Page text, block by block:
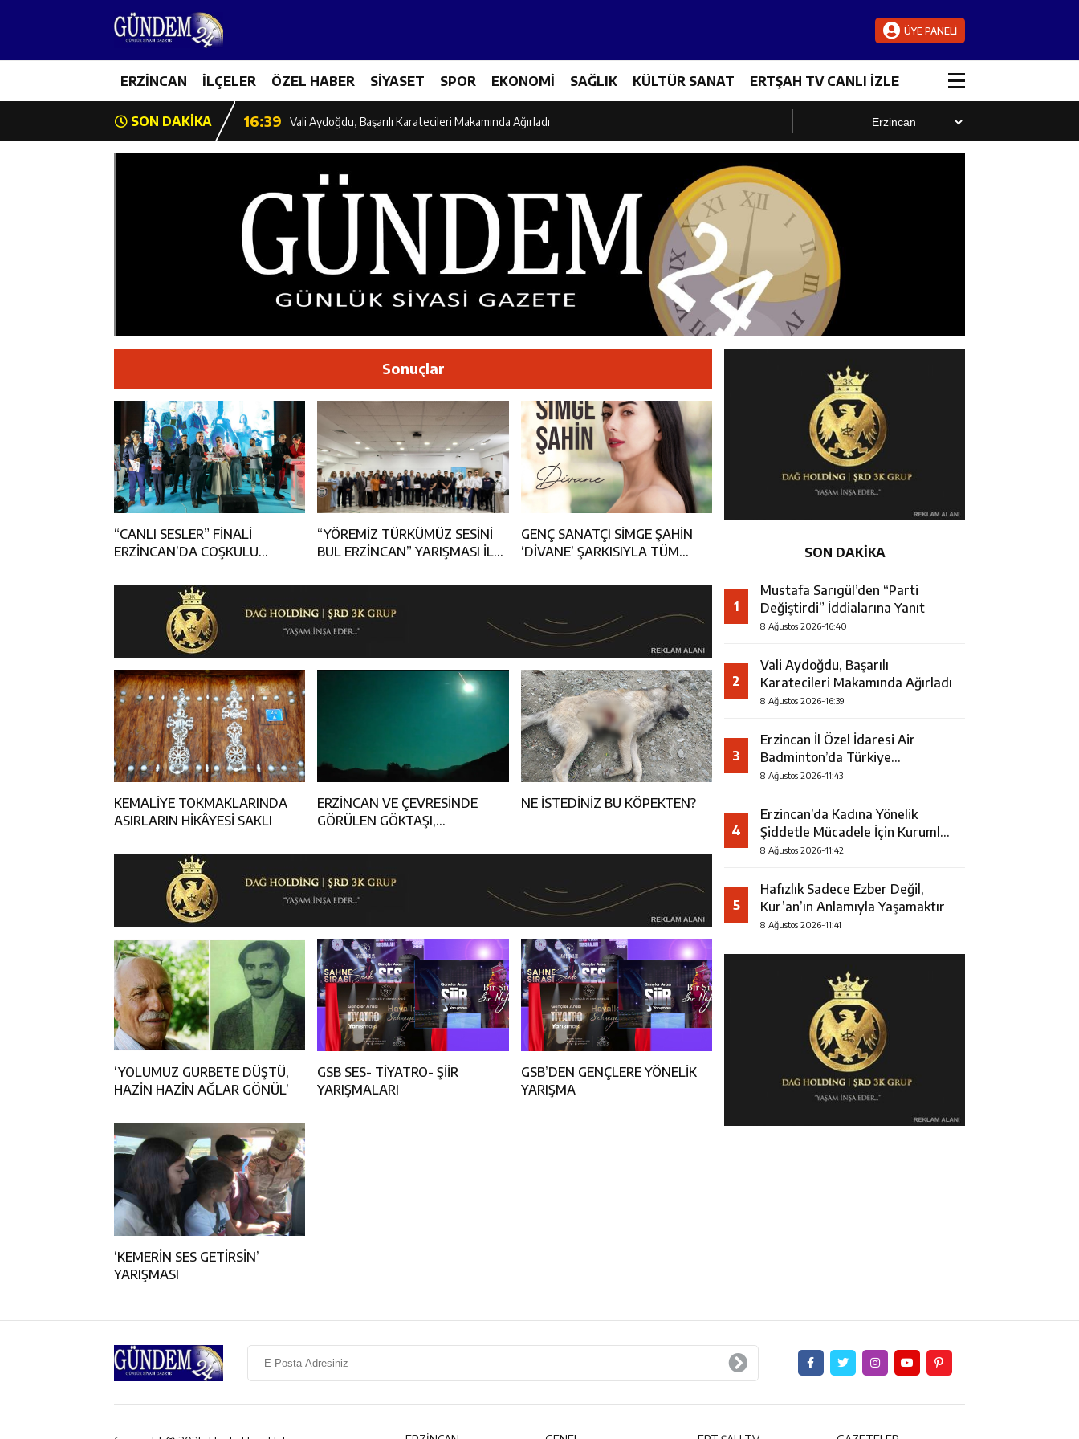
ÜYE PANELİ
ERZİNCAN İLÇELER ÖZEL HABER SİYASET SPOR EKONOMİ SAĞLIK KÜLTÜR SANAT ERTŞAH TV CANLI İZLE
SON DAKİKA
16:40 Mustafa Sarıgül’den “Parti Değiştirdi” İddialarına Yanıt
16:39 Vali Aydoğdu, Başarılı Karatecileri Makamında Ağırladı
11:42 Erzincan’da Kadına Yönelik Şiddetle Mücadele İçin Kurumlar Bir Araya Geldi
11:41 Hafızlık Sadece Ezber Değil, Kur’an’ın Anlamıyla Yaşamaktır
HSK Başkanvekili Fuzuli Aydoğdu’dan Erzincan Valisi Hamza Aydoğdu’ya Ziyaret
Kavakyoluspor’dan PGL Başvurusu: Gözler TFF’nin Kararında
11:36 Kemah Belediyesi’nden Cirgişin Mahallesi’nde İstişare Buluşması
11:35 Mercan’da Patates Üreticileriyle Sektörün Geleceği Masaya Yatırıldı
16:40 Mustafa Sarıgül’den “Parti Değiştirdi” İddialarına Yanıt
Sonuçlar
“CANLI SESLER” FİNALİ
ERZİNCAN’DA COŞKULU
“YÖREMİZ TÜRKÜMÜZ SESİNİ
BUL ERZİNCAN” YARIŞMASI İL
GENÇ SANATÇI SİMGE ŞAHİN
‘DİVANE’ ŞARKISIYLA TÜM
KEMALİYE TOKMAKLARINDA
ASIRLARIN HİKÂYESİ SAKLI
ERZİNCAN VE ÇEVRESİNDE
GÖRÜLEN GÖKTAŞI,
NE İSTEDİNİZ BU KÖPEKTEN?
‘YOLUMUZ GURBETE DÜŞTÜ,
HAZİN HAZİN AĞLAR GÖNÜL’
GSB SES- TİYATRO- ŞİİR
YARIŞMALARI
GSB’DEN GENÇLERE YÖNELİK
YARIŞMA
‘KEMERİN SES GETİRSİN’
YARIŞMASI
SON DAKİKA
1
Mustafa Sarıgül’den “Parti
Değiştirdi” İddialarına Yanıt
8 Ağustos 2026-16:40
2
Vali Aydoğdu, Başarılı
Karatecileri Makamında Ağırladı
8 Ağustos 2026-16:39
3
Erzincan İl Özel İdaresi Air
Badminton’da Türkiye
Şampiyonu Oldu
8 Ağustos 2026-11:43
4
Erzincan’da Kadına Yönelik
Şiddetle Mücadele İçin Kurumlar
Bir Araya Geldi
8 Ağustos 2026-11:42
5
Hafızlık Sadece Ezber Değil,
Kur’an’ın Anlamıyla Yaşamaktır
8 Ağustos 2026-11:41